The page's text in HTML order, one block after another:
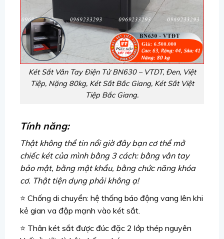
Két Sắt Vân Tay Điện Tử BN630 – VTDT, Đen, Việt
Tiệp, Nặng 80kg, Két Sắt Bắc Giang, Két Sắt Việt
Tiệp Bắc Giang.
Tính năng:
Thật không thể tin nổi giờ đây bạn cơ thể mở
chiếc két của mình bằng 3 cách: bằng vân tay
bảo mật, bằng mật khẩu, bằng chức năng khóa
cơ. Thật tiện dụng phải không ạ!
⭐ Chống di chuyển: hệ thống báo động vang lên khi
kẻ gian va đập mạnh vào két sắt.
⭐ Thân két sắt được đúc đặc 2 lớp thép nguyên